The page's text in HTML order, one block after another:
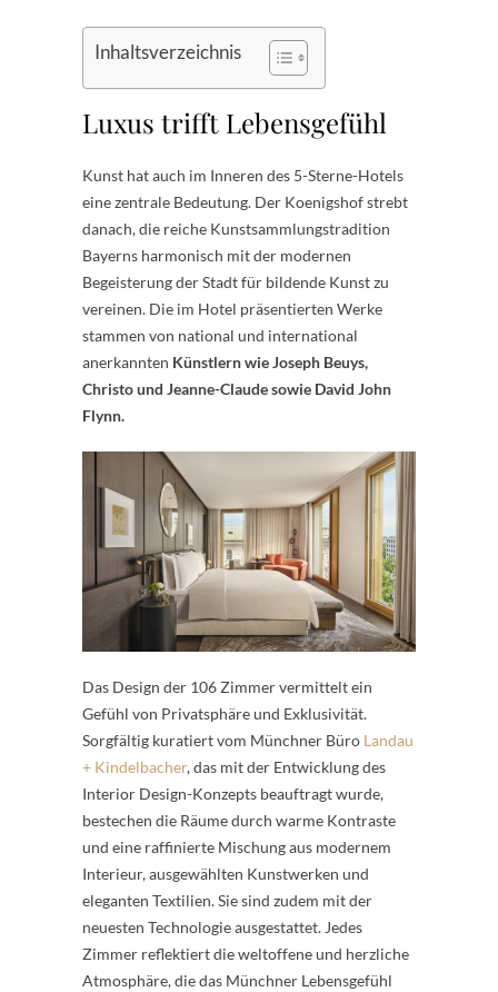
Inhaltsverzeichnis
Luxus trifft Lebensgefühl
Kunst hat auch im Inneren des 5-Sterne-Hotels
eine zentrale Bedeutung. Der Koenigshof strebt
danach, die reiche Kunstsammlungstradition
Bayerns harmonisch mit der modernen
Begeisterung der Stadt für bildende Kunst zu
vereinen. Die im Hotel präsentierten Werke
stammen von national und international
anerkannten Künstlern wie Joseph Beuys,
Christo und Jeanne-Claude sowie David John
Flynn.
Das Design der 106 Zimmer vermittelt ein
Gefühl von Privatsphäre und Exklusivität.
Sorgfältig kuratiert vom Münchner Büro Landau
+ Kindelbacher, das mit der Entwicklung des
Interior Design-Konzepts beauftragt wurde,
bestechen die Räume durch warme Kontraste
und eine raffinierte Mischung aus modernem
Interieur, ausgewählten Kunstwerken und
eleganten Textilien. Sie sind zudem mit der
neuesten Technologie ausgestattet. Jedes
Zimmer reflektiert die weltoffene und herzliche
Atmosphäre, die das Münchner Lebensgefühl